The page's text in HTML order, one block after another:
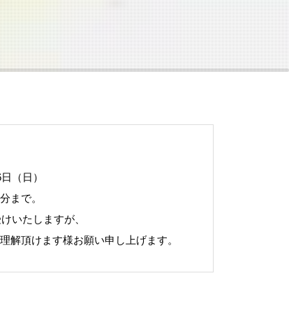
（日）
まで。
いたしますが、
解頂けます様お願い申し上げます。